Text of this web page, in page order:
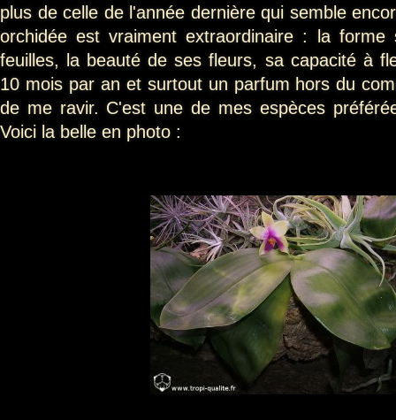
plus de celle de l'année dernière qui semble
orchidée est vraiment extraordinaire : la forme
feuilles, la beauté de ses fleurs, sa capacité à
10 mois par an et surtout un parfum hors du
de me ravir. C'est une de mes espèces
Voici la belle en photo :